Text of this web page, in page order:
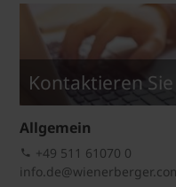
Kontaktieren
Allgemein
+49 511 61070 0